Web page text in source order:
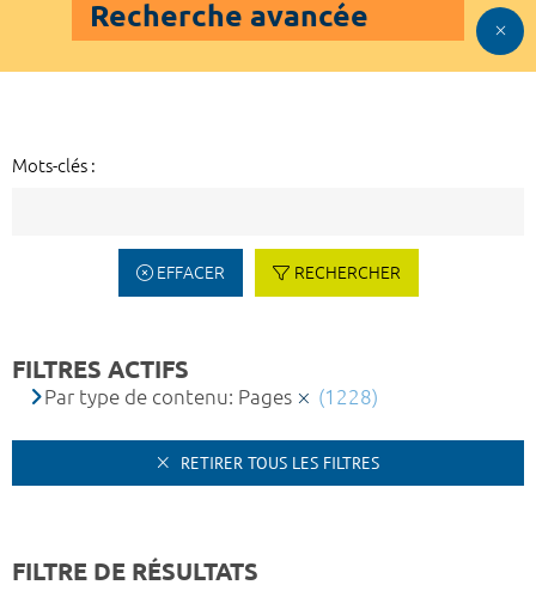
Recherche avancée
Mots-clés :
EFFACER RECHERCHER
FILTRES ACTIFS
Par type de contenu: Pages (1228)
RETIRER TOUS LES FILTRES
FILTRE DE RÉSULTATS